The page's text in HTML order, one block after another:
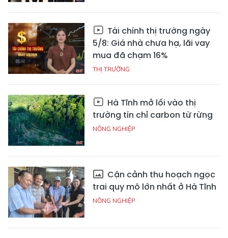
Tài chính thị trường ngày
5/8: Giá nhà chưa hạ, lãi vay
mua đã chạm 16%
THỊ TRƯỜNG
Hà Tĩnh mở lối vào thị
trường tín chỉ carbon từ rừng
NÔNG NGHIỆP
Cận cảnh thu hoạch ngọc
trai quy mô lớn nhất ở Hà Tĩnh
NÔNG NGHIỆP